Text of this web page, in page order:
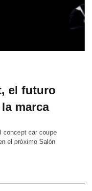
el futuro
marca
concept car coupe
el próximo Salón